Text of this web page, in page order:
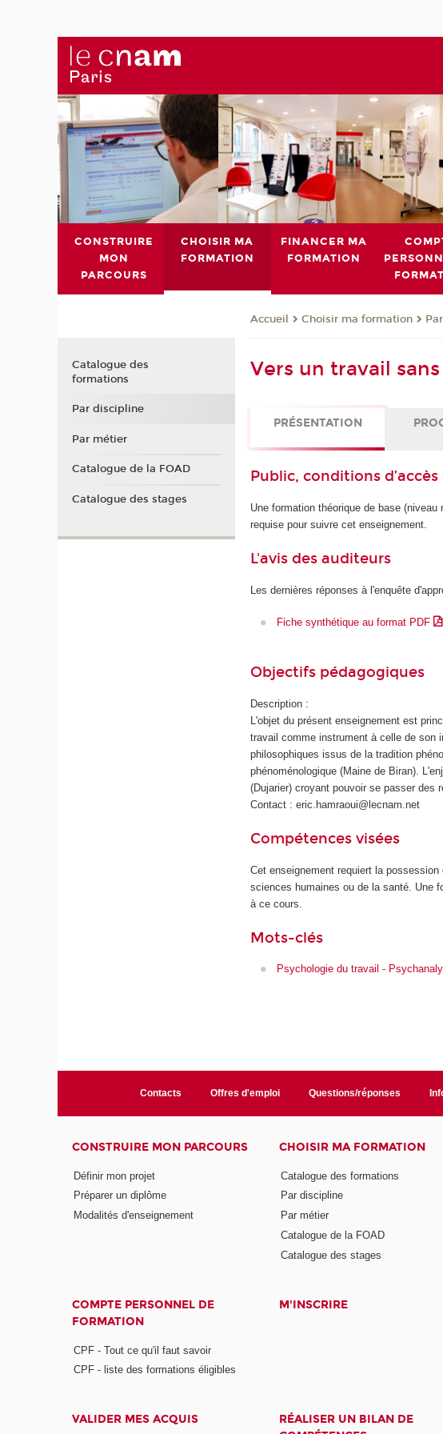
CONSTRUIRE
MON
PARCOURS
CHOISIR MA
FORMATION
FINANCER MA
FORMATION
Accueil Choisir ma formation
Vers un travail
PRÉSENTATION
Public, conditions
Une formation théorique de base
requise pour suivre cet enseignement.
L'avis des auditeurs
Les dernières réponses à l'enquête
Fiche synthétique au format PDF
Objectifs pédagogiques
Description :
L'objet du présent enseignement est
travail comme instrument à celle de son
philosophiques issus de la tradition
phénoménologique (Maine de Biran).
(Dujarier) croyant pouvoir se passer des
Contact : eric.hamraoui@lecnam.net
Compétences visées
Cet enseignement requiert la
sciences humaines ou de la santé. Une
à ce cours.
Mots-clés
Psychologie du travail -
Catalogue des
formations
Par discipline
Par métier
Catalogue de la FOAD
Catalogue des stages
Contacts Offres d'emploi Questions/réponses
CONSTRUIRE MON PARCOURS
Définir mon projet
Préparer un diplôme
Modalités d'enseignement
CHOISIR MA FORMATION
Catalogue des formations
Par discipline
Par métier
Catalogue de la FOAD
Catalogue des stages
COMPTE PERSONNEL DE
FORMATION
CPF - Tout ce qu'il faut savoir
CPF - liste des formations éligibles
M'INSCRIRE
VALIDER MES ACQUIS
RÉALISER UN BILAN DE